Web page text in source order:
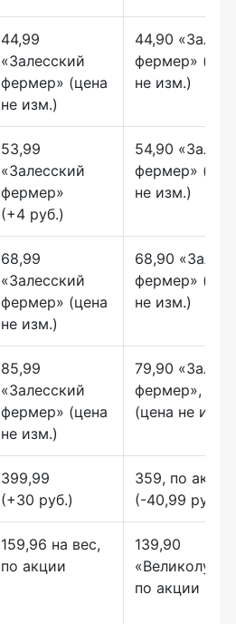
44,99
«Залесский
фермер» (цена
не изм.)
44,90
фермер»
не изм.)
53,99
«Залесский
фермер»
(+4 руб.)
54,90
фермер»
не изм.)
68,99
«Залесский
фермер» (цена
не изм.)
68,90
фермер»
не изм.)
85,99
«Залесский
фермер» (цена
не изм.)
79,90
фермер», по
(цена не изм.)
399,99
(+30 руб.)
359, по акции
(-40,99 руб.)
159,96 на вес,
по акции
139,90
по акции (-